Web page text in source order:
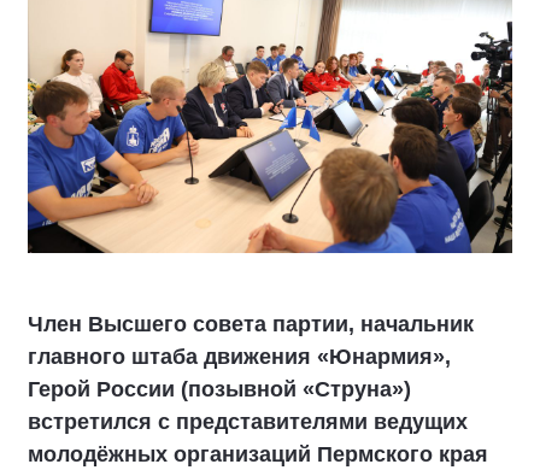
Член Высшего совета партии, начальник
главного штаба движения «Юнармия»,
Герой России (позывной «Струна»)
встретился с представителями ведущих
молодёжных организаций Пермского края